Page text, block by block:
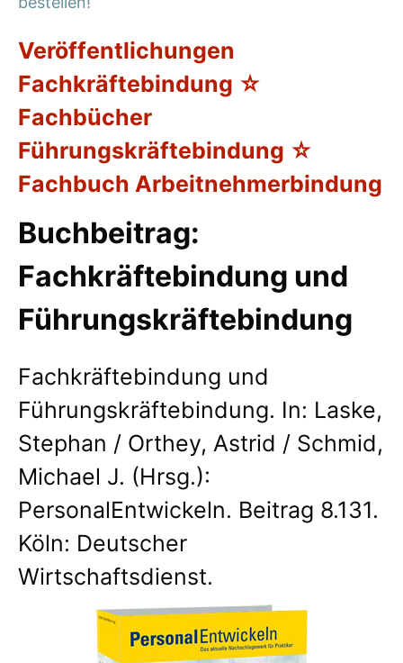
Veröffentlichungen
Fachkräftebindung ☆
Fachbücher
Führungskräftebindung ☆
Fachbuch Arbeitnehmerbindung
Buchbeitrag:
Fachkräftebindung und
Führungskräftebindung
Fachkräftebindung und
Führungskräftebindung. In: Laske,
Stephan / Orthey, Astrid / Schmid,
Michael J. (Hrsg.):
PersonalEntwickeln. Beitrag 8.131.
Köln: Deutscher
Wirtschaftsdienst.